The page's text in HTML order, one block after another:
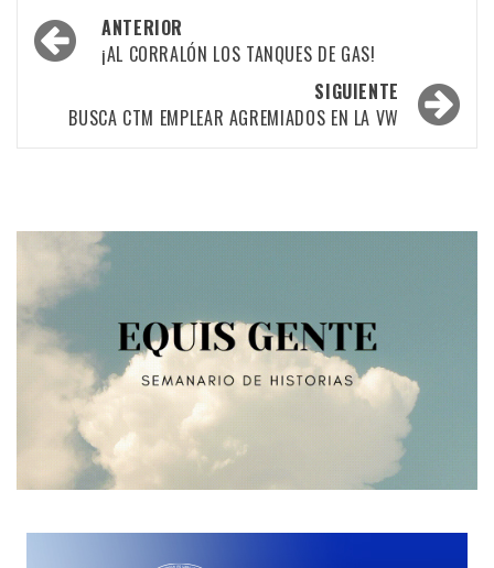
Navegación
por
entradas
ANTERIOR
¡AL CORRALÓN LOS TANQUES DE GAS!
SIGUIENTE
BUSCA CTM EMPLEAR AGREMIADOS EN LA VW